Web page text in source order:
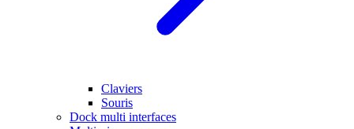
Claviers
Souris
Dock multi interfaces